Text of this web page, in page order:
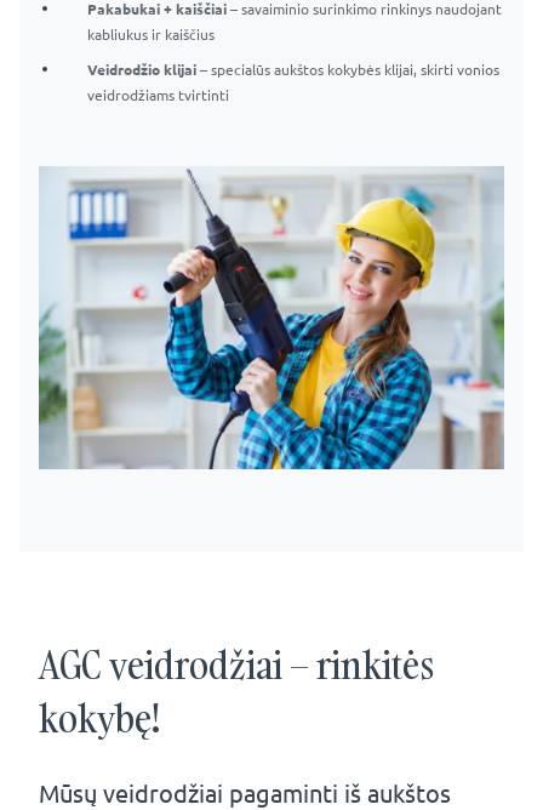
Pakabukai + kaiščiai – savaiminio surinkimo rinkinys naudojant
kabliukus ir kaiščius
Veidrodžio klijai – specialūs aukštos kokybės klijai, skirti vonios
veidrodžiams tvirtinti
AGC veidrodžiai – rinkitės
kokybę!
Mūsų veidrodžiai pagaminti iš aukštos